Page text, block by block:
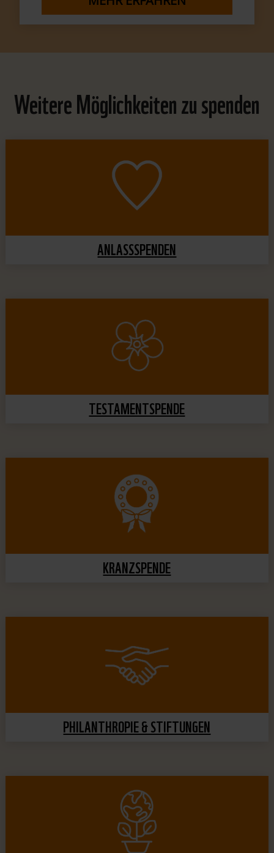
Weitere Möglichkeiten zu spenden
ANLASSSPENDEN
TESTAMENTSPENDE
KRANZSPENDE
PHILANTHROPIE & STIFTUNGEN